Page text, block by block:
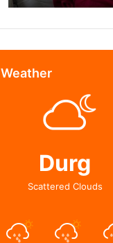
अध्यक्ष
देव
जाना
Weather
Durg
Scattered Clouds